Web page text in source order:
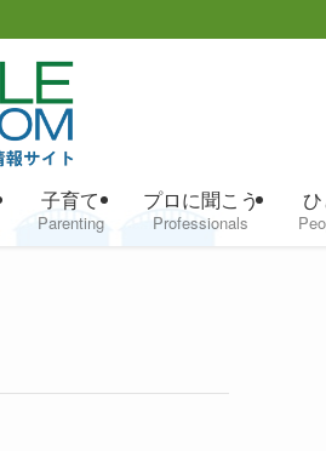
子育て
Parenting
プロに聞こう
Professionals
ひ